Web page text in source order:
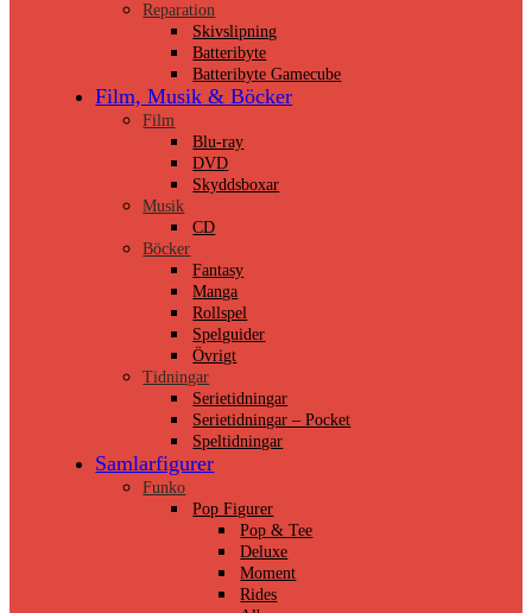
Reparation
Skivslipning
Batteribyte
Batteribyte Gamecube
Film, Musik & Böcker
Film
Blu-ray
DVD
Skyddsboxar
Musik
CD
Böcker
Fantasy
Manga
Rollspel
Spelguider
Övrigt
Tidningar
Serietidningar
Serietidningar – Pocket
Speltidningar
Samlarfigurer
Funko
Pop Figurer
Pop & Tee
Deluxe
Moment
Rides